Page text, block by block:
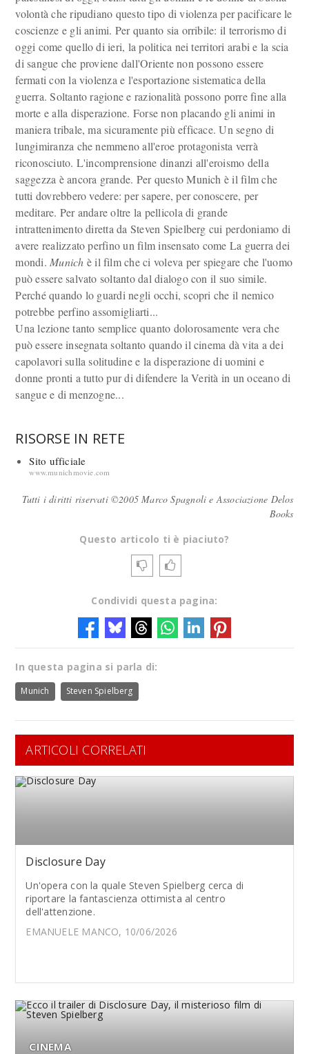
volontà che ripudiano questo tipo di violenza per pacificare le
coscienze e gli animi. Per quanto sia orribile: il terrorismo di
oggi come quello di ieri, la politica nei territori arabi e la scia
di sangue che proviene dall'Oriente non possono essere
fermati con la violenza e l'esportazione sistematica della
guerra. Soltanto ragione e razionalità possono porre fine alla
morte e alla disperazione. Forse non placando gli animi in
maniera tribale, ma sicuramente più efficace. Un segno di
lungimiranza che nemmeno all'eroe protagonista verrà
riconosciuto. L'incomprensione dinanzi all'eroismo della
saggezza è ancora grande. Per questo Munich è il film che
tutti dovrebbero vedere: per sapere, per conoscere, per
meditare. Per andare oltre la pellicola di grande
intrattenimento diretta da Steven Spielberg cui perdoniamo di
avere realizzato perfino un film insensato come La guerra dei
mondi. Munich è il film che ci voleva per spiegare che l'uomo
può essere salvato soltanto dal dialogo con il suo simile.
Perché quando lo guardi negli occhi, scopri che il nemico
potrebbe perfino assomigliarti...
Una lezione tanto semplice quanto dolorosamente vera che
può essere insegnata soltanto quando il cinema dà vita a dei
capolavori sulla solitudine e la disperazione di uomini e
donne pronti a tutto pur di difendere la Verità in un oceano di
sangue e di menzogne...
RISORSE IN RETE
Sito ufficiale
www.munichmovie.com
Tutti i diritti riservati ©2005 Marco Spagnoli e Associazione Delos
Books
Questo articolo ti è piaciuto?
Condividi questa pagina:
In questa pagina si parla di:
Munich Steven Spielberg
ARTICOLI CORRELATI
Disclosure Day
Un'opera con la quale Steven Spielberg cerca di
riportare la fantascienza ottimista al centro
dell'attenzione.
EMANUELE MANCO, 10/06/2026
CINEMA